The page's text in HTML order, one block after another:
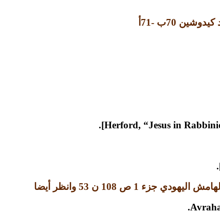
كيدوشين 70ب -71
اليهودي جزء 1 ص 108 ن 53 وانظر أيضا